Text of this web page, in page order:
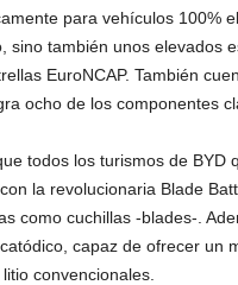
para vehículos 100%
sino también unos elevados
EuroNCAP. También
ocho de los componentes
todos los turismos de BYD
la revolucionaria Blade
como cuchillas -blades-.
capaz de ofrecer un
convencionales.